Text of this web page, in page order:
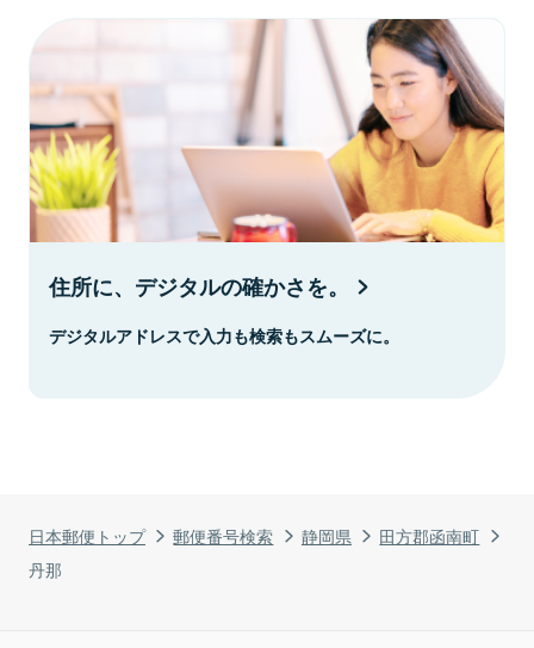
日本郵便トップ 郵便番号検索 静岡県
田方郡函南町
丹那
住所に、デジタルの確かさを。
デジタルアドレスで入力も検索もスムーズに。